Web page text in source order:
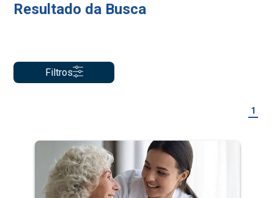
Resultado da Busca
Filtros
1